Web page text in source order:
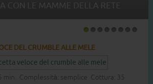
CON LE MAMME DELLA RETE
CAKE
min. Complessità: media Cottura: 40 min.